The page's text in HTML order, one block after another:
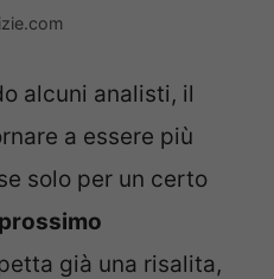
alcuni analisti, il
a essere più
solo per un certo
già una risalita,